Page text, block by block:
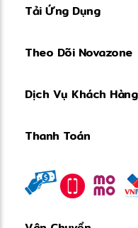
Tải Ứng Dụng
Theo Dõi Novazone
Dịch Vụ Khách Hàng
Thanh Toán